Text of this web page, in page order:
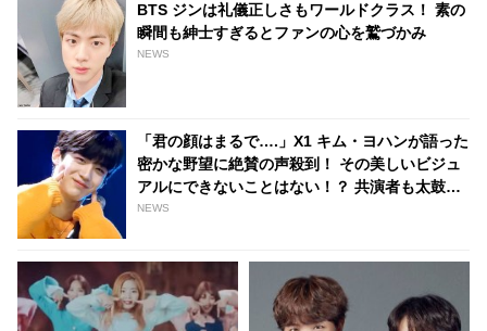
BTS ジンは礼儀正しさもワールドクラス！ 素の
瞬間も紳士すぎるとファンの心を鷲づかみ
NEWS
「君の顔はまるで….」X1 キム・ヨハンが語った
密かな野望に絶賛の声殺到！ その美しいビジュ
アルにできないことはない！？ 共演者も太鼓判
を押すヨハンの夢とは
NEWS